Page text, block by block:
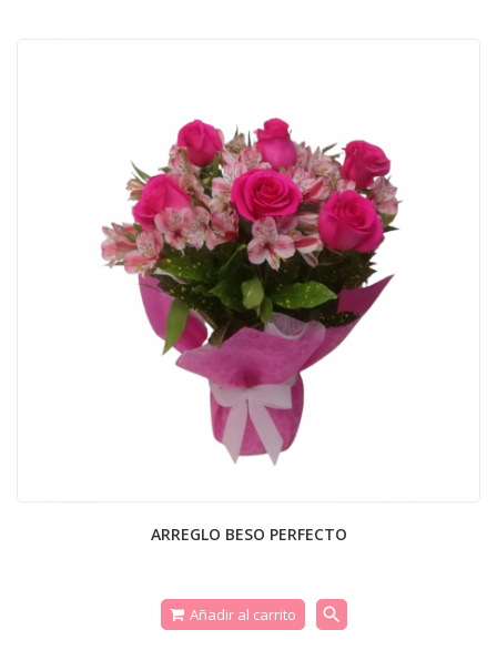
ARREGLO BESO PERFECTO
Añadir al carrito search